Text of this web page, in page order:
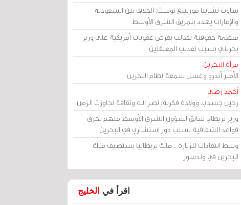
ساوث تشاينا مورنينغ بوست: الخلاف بين السعودية
والإمارات يهدد بتمزيق الشرق الأوسط
منظمة حقوقية تطالب بفرض عقوبات أمريكية على وزير
بحريني بسبب تعذيب المعتقلين
مرآة البحرين
الأمير أندرو وغسل سمعة نظام البحرين
أحمد رضي
رحيل جسدي، وولادة فكرية: نصر الله وثقافة تجاوزت الزمن
وزير بريطاني سابق لشؤون الشرق الأوسط متهم بخرق
قواعد الشفافية بسبب دور استشاري في البحرين
وسط انتقادات للزيارة .. ملك بريطانيا يستضيف ملك
البحرين في وندسور
اقرأ في الخليج